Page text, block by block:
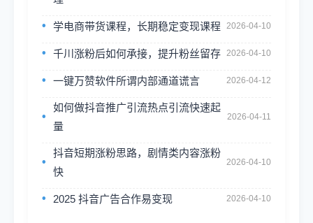
学电商带货课程，长期稳定变现课程 2026-04-10
千川涨粉后如何承接，提升粉丝留存 2026-04-10
一键万赞软件所谓内部通道谎言 2026-04-12
如何做抖音推广引流热点引流快速起
量
2026-04-11
抖音短期涨粉思路，剧情类内容涨粉
快
2026-04-10
2025 抖音广告合作易变现 2026-04-10